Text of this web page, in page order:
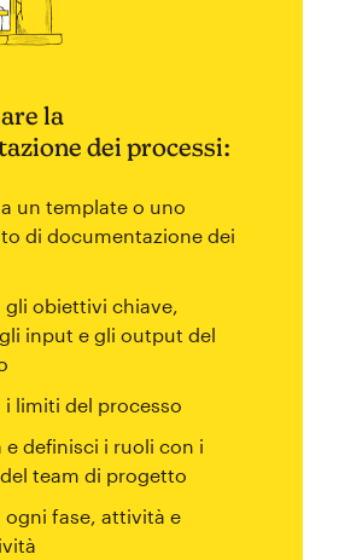
la
dei processi:
un template o uno
di documentazione dei
gli obiettivi chiave,
input e gli output del
i limiti del processo
e definisci i ruoli con i
team di progetto
ogni fase, attività e